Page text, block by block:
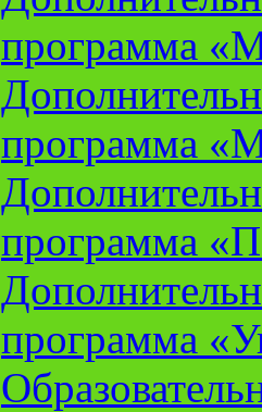
программа
программа
программа
программа